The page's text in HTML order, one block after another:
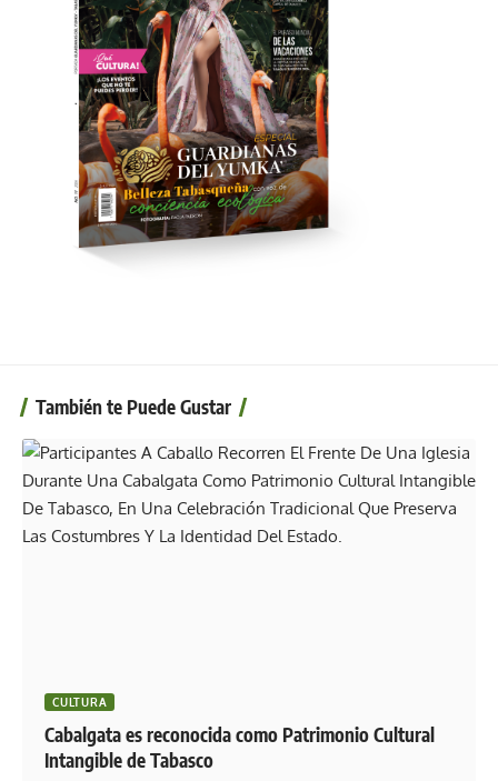
También te Puede Gustar
CULTURA
Cabalgata es reconocida como Patrimonio Cultural
Intangible de Tabasco